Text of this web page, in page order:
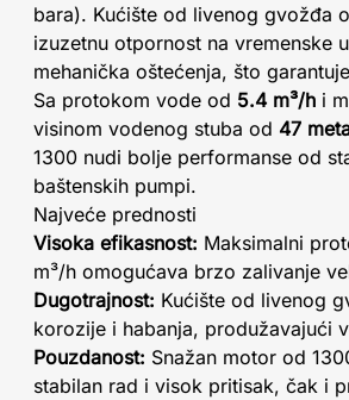
bara). Kućište od livenog gvožđa
izuzetnu otpornost na vremenske
mehanička oštećenja, što
Sa protokom vode od 5.4 m³/h i
visinom vodenog stuba od 47
1300 nudi bolje performanse od
baštenskih pumpi.
Najveće prednosti
Visoka efikasnost: Maksimalni
m³/h omogućava brzo zalivanje
Dugotrajnost: Kućište od livenog
korozije i habanja, produžavajući
Pouzdanost: Snažan motor od
stabilan rad i visok pritisak, čak i